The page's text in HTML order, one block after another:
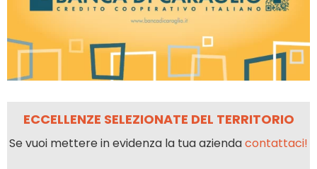
ECCELLENZE SELEZIONATE DEL TERRITORIO
Se vuoi mettere in evidenza la tua aziendacontattaci!